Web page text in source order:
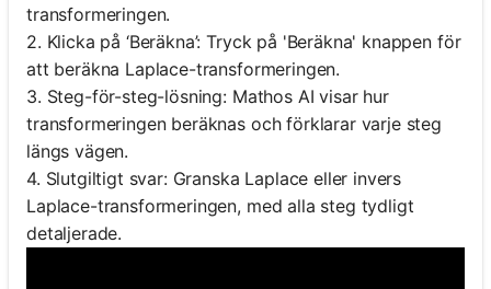
transformeringen.
2. Klicka på ‘Beräkna’: Tryck på 'Beräkna' knappen för
att beräkna Laplace-transformeringen.
3. Steg-för-steg-lösning: Mathos AI visar hur
transformeringen beräknas och förklarar varje steg
längs vägen.
4. Slutgiltigt svar: Granska Laplace eller invers
Laplace-transformeringen, med alla steg tydligt
detaljerade.